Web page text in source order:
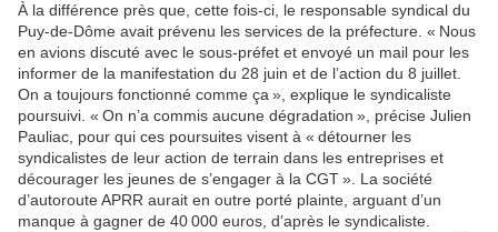
À la différence près que, cette fois-ci, le responsable syndical du
Puy-de-Dôme avait prévenu les services de la préfecture. « Nous
en avions discuté avec le sous-préfet et envoyé un mail pour les
informer de la manifestation du 28 juin et de l’action du 8 juillet.
On a toujours fonctionné comme ça », explique le syndicaliste
poursuivi. « On n’a commis aucune dégradation », précise Julien
Pauliac, pour qui ces poursuites visent à « détourner les
syndicalistes de leur action de terrain dans les entreprises et
décourager les jeunes de s’engager à la CGT ». La société
d’autoroute APRR aurait en outre porté plainte, arguant d’un
manque à gagner de 40 000 euros, d’après le syndicaliste.